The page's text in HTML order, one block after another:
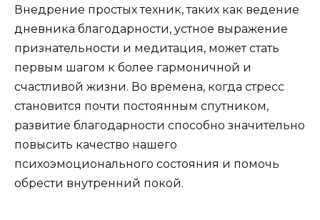
Внедрение простых техник, таких как ведение
дневника благодарности, устное выражение
признательности и медитация, может стать
первым шагом к более гармоничной и
счастливой жизни. Во времена, когда стресс
становится почти постоянным спутником,
развитие благодарности способно значительно
повысить качество нашего
психоэмоционального состояния и помочь
обрести внутренний покой.